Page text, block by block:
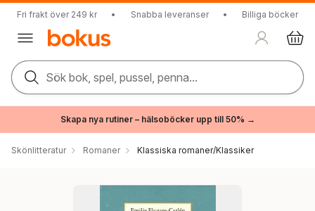
Fri frakt över 249 kr • Snabba leveranser • Billiga böcker
Sök bok, spel, pussel, penna...
Skapa nya rutiner – hälsoböcker upp till 50% →
Skönlitteratur Romaner Klassiska romaner/Klassiker